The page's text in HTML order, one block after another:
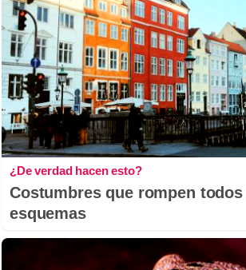
¿De verdad hacen esto?
Costumbres que rompen
esquemas